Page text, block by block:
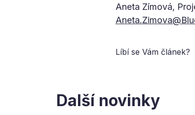
Aneta Zímová,
Líbí se Vám článek?
Další novinky